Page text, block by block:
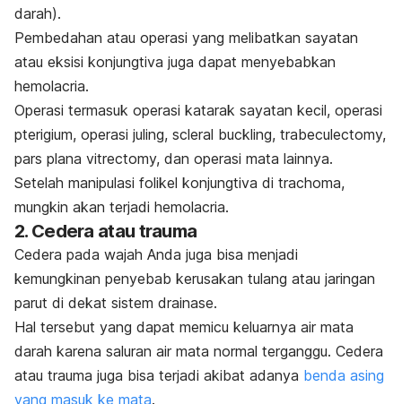
darah).
Pembedahan atau operasi yang melibatkan sayatan
atau eksisi konjungtiva juga dapat menyebabkan
hemolacria.
Operasi termasuk operasi katarak sayatan kecil, operasi
pterigium, operasi juling, scleral buckling, trabeculectomy,
pars plana vitrectomy, dan operasi mata lainnya.
Setelah manipulasi folikel konjungtiva di trachoma,
mungkin akan terjadi hemolacria.
2. Cedera atau trauma
Cedera pada wajah Anda juga bisa menjadi
kemungkinan penyebab kerusakan tulang atau jaringan
parut di dekat sistem drainase.
Hal tersebut yang dapat memicu keluarnya air mata
darah karena saluran air mata normal terganggu. Cedera
atau trauma juga bisa terjadi akibat adanya benda asing
yang masuk ke mata.